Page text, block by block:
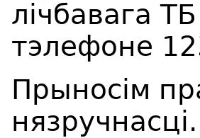
лічбавага
тэлефоне
Прыносім
нязручнасці.